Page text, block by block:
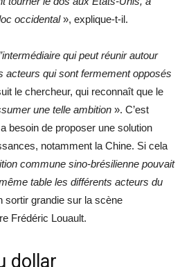
occidental», explique-t-il.
qui peut réunir autour
acteurs qui sont fermement opposés
le chercheur, qui reconnaît que le
une telle ambition ». C’est
besoin de proposer une solution
notamment la Chine. Si cela
commune sino-brésilienne pouvait
table les différents acteurs du
sortir grandie sur la scène
Frédéric Louault.
dollar